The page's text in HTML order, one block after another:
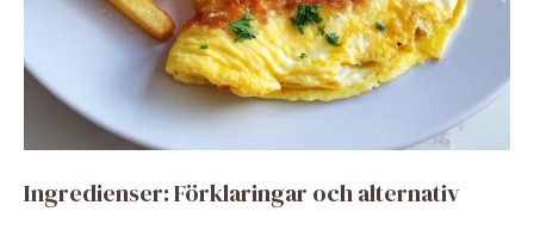
Ingredienser: Förklaringar och alternativ